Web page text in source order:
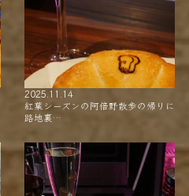
2025.11.14
紅葉シーズンの阿倍野散歩の帰りに
路地裏…